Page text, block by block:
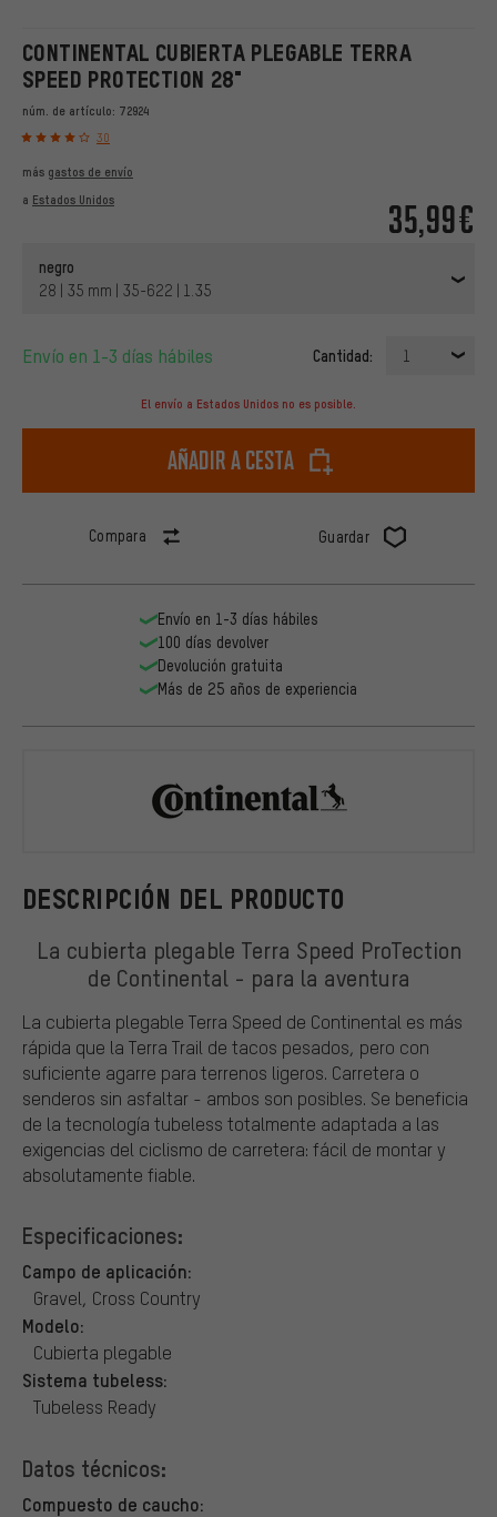
CONTINENTAL CUBIERTA PLEGABLE TERRA
SPEED PROTECTION 28"
núm. de artículo: 72924
30
35,99€
más gastos de envío
a Estados Unidos
negro
28 | 35 mm | 35-622 | 1.35
Envío en 1-3 días hábiles Cantidad: 1
El envío a Estados Unidos no es posible.
Añadir a cesta
Compara Guardar
DESCRIPCIÓN DEL PRODUCTO
La cubierta plegable Terra Speed ProTection
de Continental - para la aventura
La cubierta plegable Terra Speed de Continental es más
rápida que la Terra Trail de tacos pesados, pero con
suficiente agarre para terrenos ligeros. Carretera o
senderos sin asfaltar - ambos son posibles. Se beneficia
de la tecnología tubeless totalmente adaptada a las
exigencias del ciclismo de carretera: fácil de montar y
absolutamente fiable.
Especificaciones:
Campo de aplicación:
Gravel, Cross Country
Modelo:
Cubierta plegable
Sistema tubeless:
Tubeless Ready
Datos técnicos:
Compuesto de caucho:
Envío en 1-3 días hábiles
100 días devolver
Devolución gratuita
Más de 25 años de experiencia